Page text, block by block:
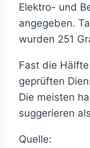
Elektro- und
angegeben.
wurden 251
Fast die
geprüften
Die meisten
suggerieren
Quelle: